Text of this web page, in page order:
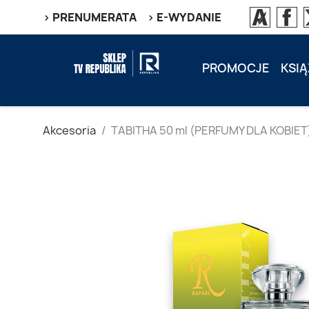
> PRENUMERATA > E-WYDANIE
PROMOCJE
Akcesoria TABITHA 50 ml (PERFUMY DLA